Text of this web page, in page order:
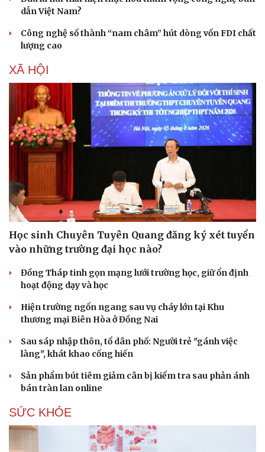
dẫn Việt Nam?
Công nghệ số thành “nam châm” hút dòng vốn FDI chất
lượng cao
XÃ HỘI
Học sinh Chuyên Tuyên Quang đăng ký xét tuyển
vào những trường đại học nào?
Đồng Tháp tinh gọn mạng lưới trường học, giữ ổn định
hoạt động dạy và học
Hiện trường ngổn ngang sau vụ cháy lớn tại Khu
thương mại Biên Hòa ở Đồng Nai
Sau sáp nhập thôn, tổ dân phố: Người trẻ "gánh việc
làng", khát khao cống hiến
Sản phẩm bút tiêm giảm cân bị kiểm tra sau phản ánh
bán tràn lan online
SỨC KHỎE